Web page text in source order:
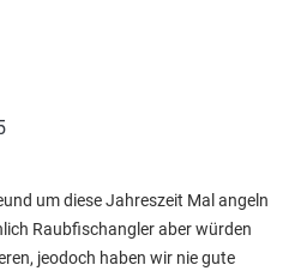
um diese Jahreszeit Mal angeln
Raubfischangler aber würden
jeodoch haben wir nie gute